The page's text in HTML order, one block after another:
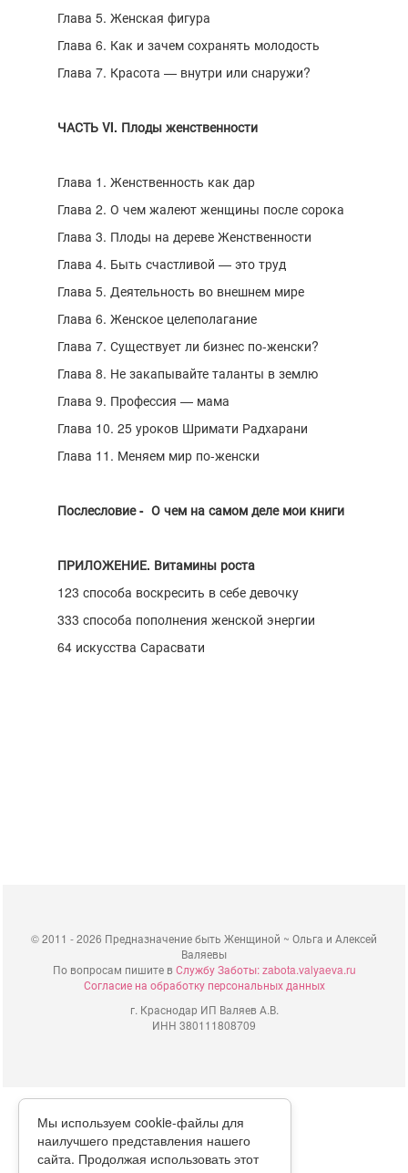
Глава 5. Женская фигура
Глава 6. Как и зачем сохранять молодость
Глава 7. Красота — внутри или снаружи?
ЧАСТЬ VI. Плоды женственности
Глава 1. Женственность как дар
Глава 2. О чем жалеют женщины после сорока
Глава 3. Плоды на дереве Женственности
Глава 4. Быть счастливой — это труд
Глава 5. Деятельность во внешнем мире
Глава 6. Женское целеполагание
Глава 7. Существует ли бизнес по-женски?
Глава 8. Не закапывайте таланты в землю
Глава 9. Профессия — мама
Глава 10. 25 уроков Шримати Радхарани
Глава 11. Меняем мир по-женски
Послесловие - О чем на самом деле мои книги
ПРИЛОЖЕНИЕ. Витамины роста
123 способа воскресить в себе девочку
333 способа пополнения женской энергии
64 искусства Сарасвати
©2011 - 2026 Предназначение быть Женщиной ~ Ольга и Алексей
Валяевы
По вопросам пишите вСлужбу Заботы: zabota.valyaeva.ru
Согласие на обработку персональных данных
г. Краснодар ИП Валяев А.В.
ИНН 380111808709
Мы используем cookie-файлы для
наилучшего представления нашего
сайта. Продолжая использовать этот